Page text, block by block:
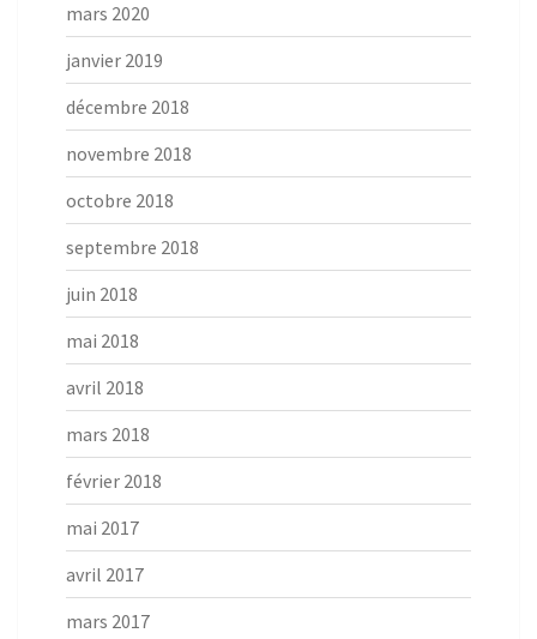
mars 2020
janvier 2019
décembre 2018
novembre 2018
octobre 2018
septembre 2018
juin 2018
mai 2018
avril 2018
mars 2018
février 2018
mai 2017
avril 2017
mars 2017